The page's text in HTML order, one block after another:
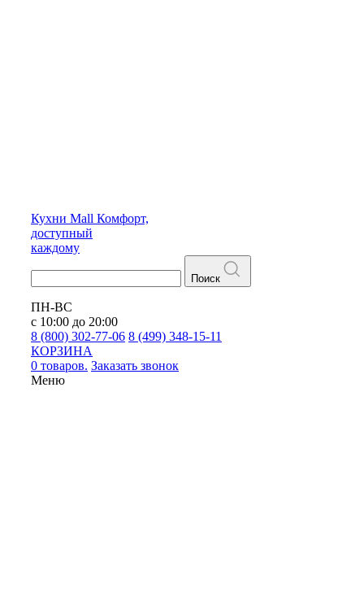
Кухни Mall Комфорт,
доступный
каждому
Поиск
ПН-ВС
с 10:00 до 20:00
8 (800) 302-77-06 8 (499) 348-15-11
КОРЗИНА
0 товаров. Заказать звонок
Меню